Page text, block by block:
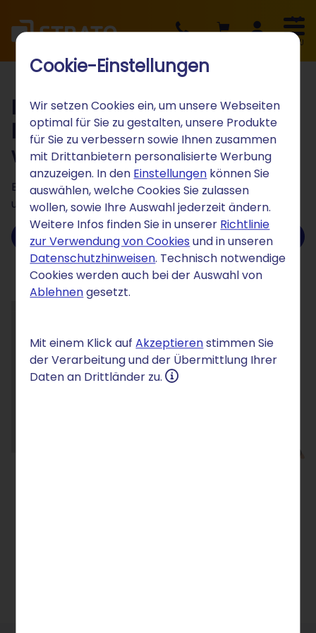
Cookie-Einstellungen
Wir setzen Cookies ein, um unsere Webseiten
optimal für Sie zu gestalten, unsere Produkte
für Sie zu verbessern sowie Ihnen zusammen
mit Drittanbietern personalisierte Werbung
anzuzeigen. In den Einstellungen können Sie
auswählen, welche Cookies Sie zulassen
wollen, sowie Ihre Auswahl jederzeit ändern.
Weitere Infos finden Sie in unserer Richtlinie
zur Verwendung von Cookies und in unseren
Datenschutzhinweisen. Technisch notwendige
Cookies werden auch bei der Auswahl von
Ablehnengesetzt.
Mit einem Klick aufAkzeptierenstimmen Sie
der Verarbeitung und der Übermittlung Ihrer
Daten an Drittländer zu.
MENÜ
Ihre gesuchte Seite konnte
leider nicht gefunden
werden.
Entdecken Sie starke Lösungen für Ihre Webseite
und mehr!
Zur Startseite